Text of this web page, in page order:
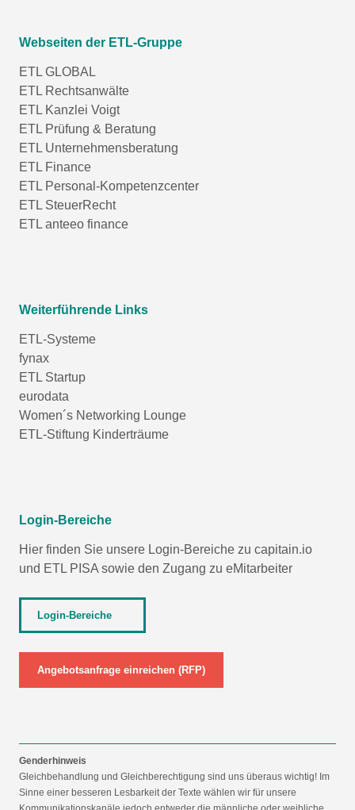
Webseiten der ETL-Gruppe
ETL GLOBAL
ETL Rechtsanwälte
ETL Kanzlei Voigt
ETL Prüfung & Beratung
ETL Unternehmensberatung
ETL Finance
ETL Personal-Kompetenzcenter
ETL SteuerRecht
ETL anteeo finance
Weiterführende Links
ETL-Systeme
fynax
ETL Startup
eurodata
Women´s Networking Lounge
ETL-Stiftung Kinderträume
Login-Bereiche
Hier finden Sie unsere Login-Bereiche zu capitain.io
und ETL PISA sowie den Zugang zu eMitarbeiter
Login-Bereiche
Angebotsanfrage einreichen (RFP)
Genderhinweis
Gleichbehandlung und Gleichberechtigung sind uns überaus wichtig! Im
Sinne einer besseren Lesbarkeit der Texte wählen wir für unsere